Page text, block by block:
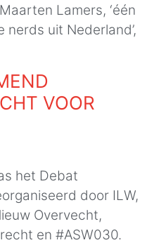
Lamers, ‘één
uit Nederland’,
VOOR
het Debat
door ILW,
Overvecht,
en #ASW030.